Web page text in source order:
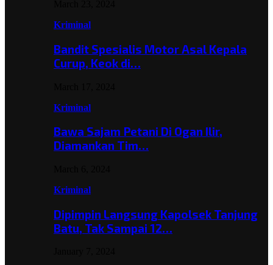
Kriminal
Bandit Spesialis Motor Asal Kepala
Curup, Keok di…
Kriminal
Bawa Sajam Petani Di Ogan Ilir,
Diamankan Tim…
Kriminal
Dipimpin Langsung Kapolsek Tanjung
Batu, Tak Sampai 12…